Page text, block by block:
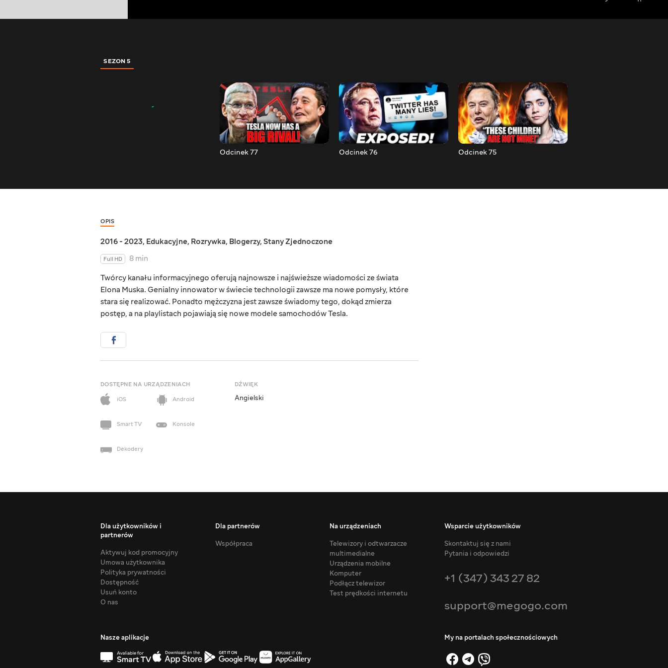
SEZON 5
Odcinek 77 Odcinek 76 Odcinek 75
OPIS
2016 - 2023, Edukacyjne, Rozrywka, Blogerzy, Stany Zjednoczone
Full HD
8 min
Twórcy kanału informacyjnego oferują najnowsze i najświeższe wiadomości ze świata
Elona Muska. Genialny innowator w świecie technologii zawsze ma nowe pomysły, które
stara się realizować. Ponadto mężczyzna jest zawsze świadomy tego, dokąd zmierza
postęp, a na playlistach pojawiają się nowe modele samochodów Tesla.
DOSTĘPNE NA URZĄDZENIACH
iOS
Android
Smart TV Konsole
Dekodery
DŹWIĘK
Angielski
Dla użytkowników i
partnerów
Aktywuj kod promocyjny
Umowa użytkownika
Polityka prywatności
Dostępność
Usuń konto
O nas
Dla partnerów
Współpraca
Na urządzeniach
Telewizory i odtwarzacze
multimedialne
Urządzenia mobilne
Komputer
Podłącz telewizor
Test prędkości internetu
Wsparcie użytkowników
Skontaktuj się z nami
Pytania i odpowiedzi
+1 (347) 343 27 82
support@megogo.com
Nasze aplikacje My na portalach społecznościowych